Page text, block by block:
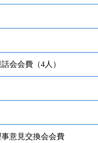
会会費（4人）
意見交換会会費